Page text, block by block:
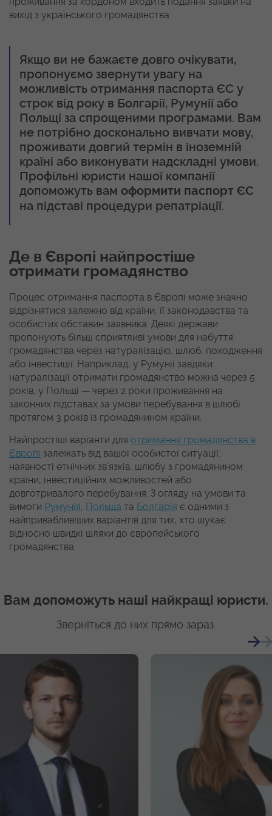
вихід з українського громадянства.
Якщо ви не бажаєте довго очікувати,
пропонуємо звернути увагу на
можливість отримання паспорта ЄС у
строк від року в Болгарії, Румунії або
Польщі за спрощеними програмами. Вам
не потрібно досконально вивчати мову,
проживати довгий термін в іноземній
країні або виконувати надскладні умови.
Профільні юристи нашої компанії
допоможуть вам оформити паспорт ЄС
на підставі процедури репатріації.
Де в Європі найпростіше
отримати громадянство
Процес отримання паспорта в Європі може значно
відрізнятися залежно від країни, її законодавства та
особистих обставин заявника. Деякі держави
пропонують більш сприятливі умови для набуття
громадянства через натуралізацію, шлюб, походження
або інвестиції. Наприклад, у Румунії завдяки
натуралізації отримати громадянство можна через 5
років, у Польщі — через 2 роки проживання на
законних підставах за умови перебування в шлюбі
протягом 3 років із громадянином країни.
Найпростіші варіанти для отримання громадянства в
Європі залежать від вашої особистої ситуації:
наявності етнічних зв’язків, шлюбу з громадянином
країни, інвестиційних можливостей або
довготривалого перебування. З огляду на умови та
вимоги Румунія, Польща та Болгарія є одними з
найпривабливіших варіантів для тих, хто шукає
відносно швидкі шляхи до європейського
громадянства.
Вам допоможуть наші найкращі юристи.
Зверніться до них прямо зараз.